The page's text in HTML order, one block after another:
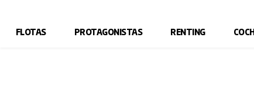
FLOTAS PROTAGONISTAS RENTING